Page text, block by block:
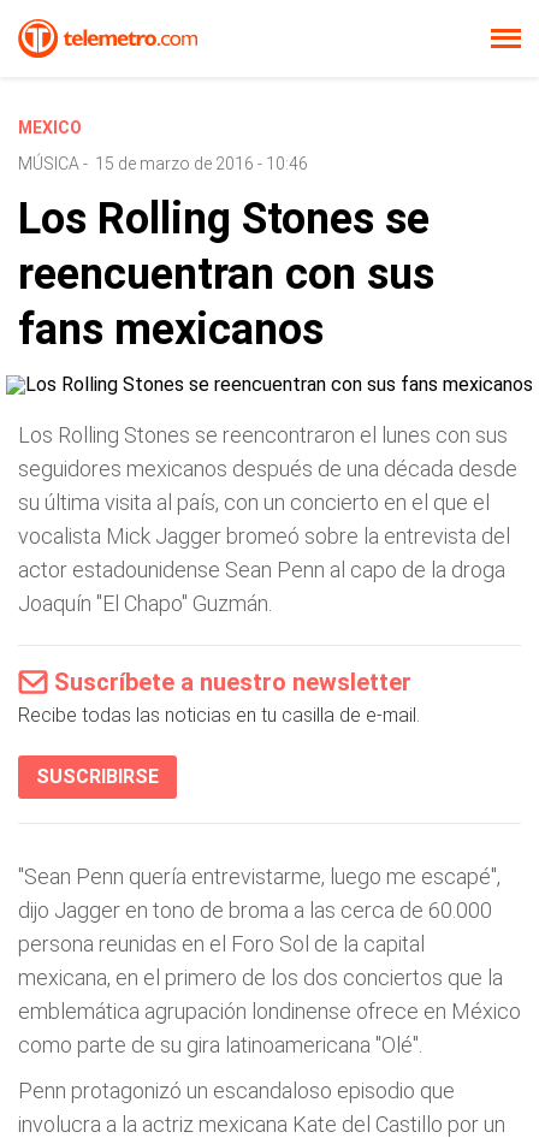
MEXICO
MÚSICA - 15 de marzo de 2016 - 10:46
Los Rolling Stones se
reencuentran con sus
fans mexicanos
Los Rolling Stones se reencontraron el lunes con sus
seguidores mexicanos después de una década desde
su última visita al país, con un concierto en el que el
vocalista Mick Jagger bromeó sobre la entrevista del
actor estadounidense Sean Penn al capo de la droga
Joaquín "El Chapo" Guzmán.
Suscríbete a nuestro newsletter
Recibe todas las noticias en tu casilla de e-mail.
SUSCRIBIRSE
"Sean Penn quería entrevistarme, luego me escapé",
dijo Jagger en tono de broma a las cerca de 60.000
persona reunidas en el Foro Sol de la capital
mexicana, en el primero de los dos conciertos que la
emblemática agrupación londinense ofrece en México
como parte de su gira latinoamericana "Olé".
Penn protagonizó un escandaloso episodio que
involucra a la actriz mexicana Kate del Castillo por un